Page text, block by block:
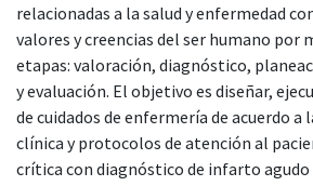
relacionadas a la salud y enfermedad
valores y creencias del ser humano por
etapas: valoración, diagnóstico,
y evaluación. El objetivo es diseñar,
de cuidados de enfermería de acuerdo a
clínica y protocolos de atención al
crítica con diagnóstico de infarto